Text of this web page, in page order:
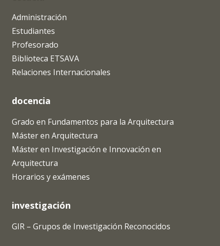
Administración
Estudiantes
Profesorado
Biblioteca ETSAVA
Relaciones Internacionales
docencia
Grado en Fundamentos para la Arquitectura
Máster en Arquitectura
Máster en Investigación e Innovación en
Arquitectura
Horarios y exámenes
investigación
GIR – Grupos de Investigación Reconocidos